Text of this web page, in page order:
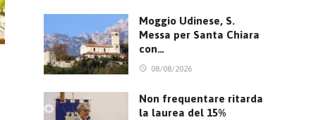
Moggio Udinese, S.
Messa per Santa Chiara
con…
08/08/2026
Non frequentare ritarda
la laurea del 15%